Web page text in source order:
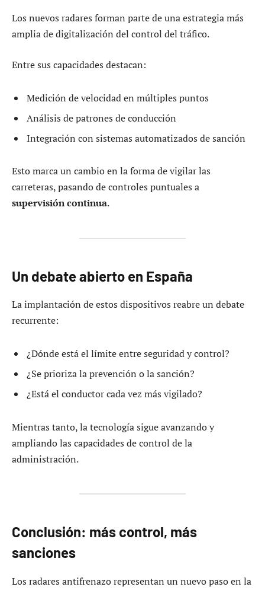
Los nuevos radares forman parte de una estrategia más
amplia de digitalización del control del tráfico.
Entre sus capacidades destacan:
Medición de velocidad en múltiples puntos
Análisis de patrones de conducción
Integración con sistemas automatizados de sanción
Esto marca un cambio en la forma de vigilar las
carreteras, pasando de controles puntuales a
supervisión continua.
Un debate abierto en España
La implantación de estos dispositivos reabre un debate
recurrente:
¿Dónde está el límite entre seguridad y control?
¿Se prioriza la prevención o la sanción?
¿Está el conductor cada vez más vigilado?
Mientras tanto, la tecnología sigue avanzando y
ampliando las capacidades de control de la
administración.
Conclusión: más control, más
sanciones
Los radares antifrenazo representan un nuevo paso en la